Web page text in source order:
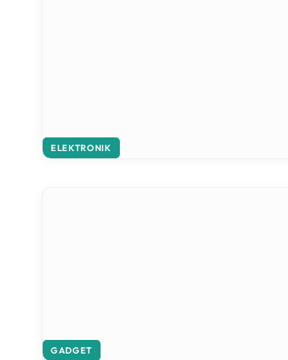
ELEKTRONIK
GADGET